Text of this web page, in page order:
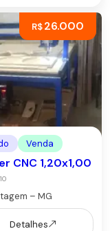
R$26.000
Venda
CNC 1,20x1,00
– MG
Detalhes